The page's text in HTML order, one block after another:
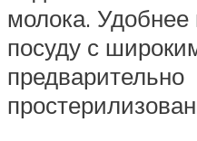
молока. Удобнее
посуду с
предварительно